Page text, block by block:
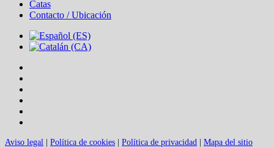
Catas
Contacto / Ubicación
Aviso legal Política de cookies Política de privacidad Mapa del sitio